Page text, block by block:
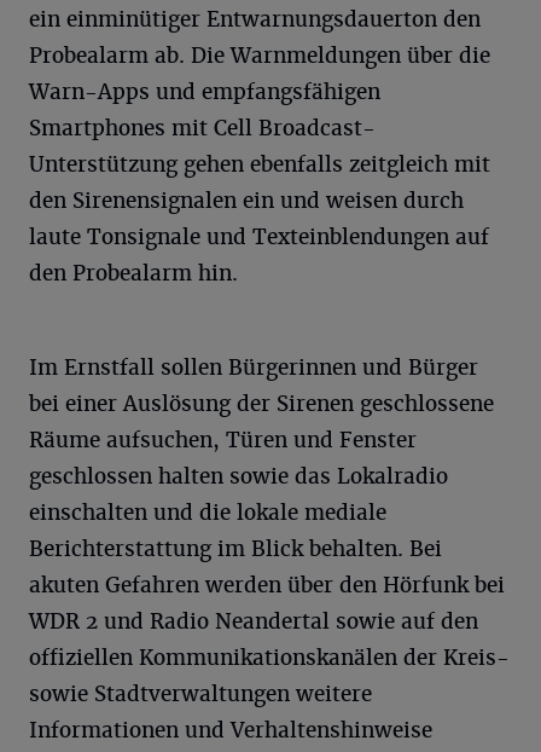
ein einminütiger Entwarnungsdauerton den
Probealarm ab. Die Warnmeldungen über die
Warn-Apps und empfangsfähigen
Smartphones mit Cell Broadcast-
Unterstützung gehen ebenfalls zeitgleich mit
den Sirenensignalen ein und weisen durch
laute Tonsignale und Texteinblendungen auf
den Probealarm hin.
Im Ernstfall sollen Bürgerinnen und Bürger
bei einer Auslösung der Sirenen geschlossene
Räume aufsuchen, Türen und Fenster
geschlossen halten sowie das Lokalradio
einschalten und die lokale mediale
Berichterstattung im Blick behalten. Bei
akuten Gefahren werden über den Hörfunk bei
WDR 2 und Radio Neandertal sowie auf den
offiziellen Kommunikationskanälen der Kreis-
sowie Stadtverwaltungen weitere
Informationen und Verhaltenshinweise